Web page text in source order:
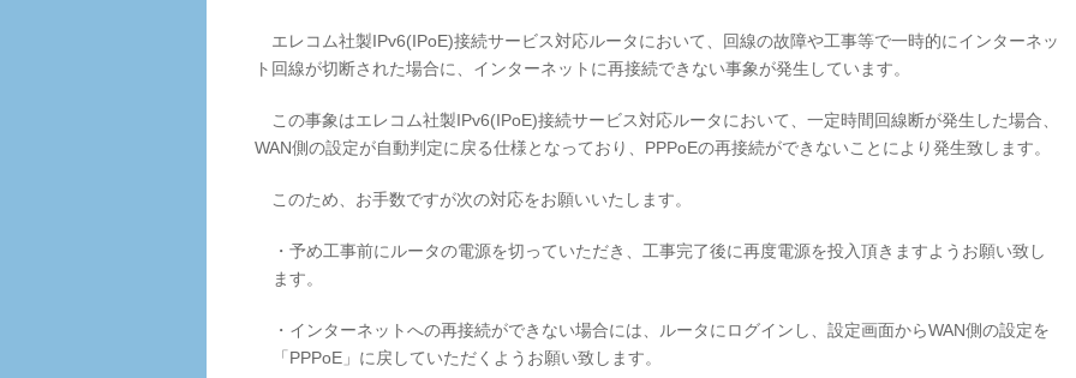
エレコム社製IPv6(IPoE)接続サービス対応ルータにおいて、回線の故障や工事等で一時的にインターネッ
ト回線が切断された場合に、インターネットに再接続できない事象が発生しています。
この事象はエレコム社製IPv6(IPoE)接続サービス対応ルータにおいて、一定時間回線断が発生した場合、
WAN側の設定が自動判定に戻る仕様となっており、PPPoEの再接続ができないことにより発生致します。
このため、お手数ですが次の対応をお願いいたします。
・予め工事前にルータの電源を切っていただき、工事完了後に再度電源を投入頂きますようお願い致し
ます。
・インターネットへの再接続ができない場合には、ルータにログインし、設定画面からWAN側の設定を
「PPPoE」に戻していただくようお願い致します。